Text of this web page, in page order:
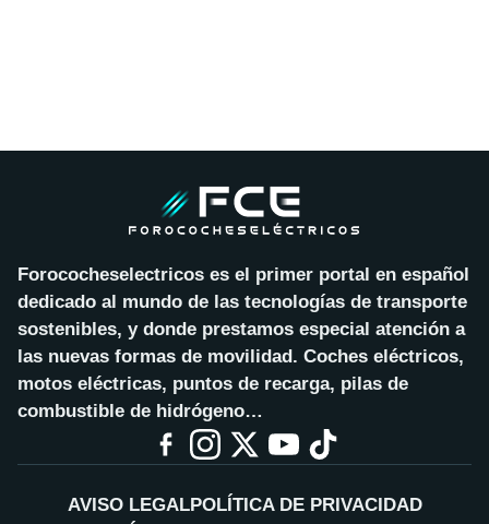
Forococheselectricos es el primer portal en español
dedicado al mundo de las tecnologías de transporte
sostenibles, y donde prestamos especial atención a
las nuevas formas de movilidad. Coches eléctricos,
motos eléctricas, puntos de recarga, pilas de
combustible de hidrógeno…
AVISO LEGALPOLÍTICA DE PRIVACIDAD